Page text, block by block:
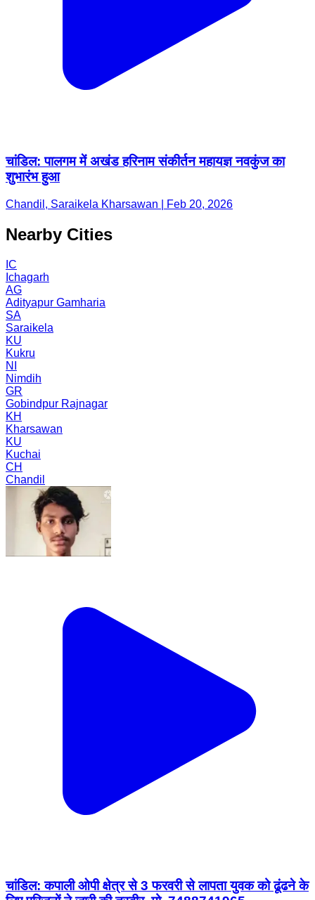
चांडिल: पालगम में अखंड हरिनाम संकीर्तन महायज्ञ नवकुंज का
शुभारंभ हुआ
Chandil, Saraikela Kharsawan | Feb 20, 2026
Nearby Cities
IC
Ichagarh
AG
Adityapur Gamharia
SA
Saraikela
KU
Kukru
NI
Nimdih
GR
Gobindpur Rajnagar
KH
Kharsawan
KU
Kuchai
CH
Chandil
चांडिल: कपाली ओपी क्षेत्र से 3 फरवरी से लापता युवक को ढूंढने के